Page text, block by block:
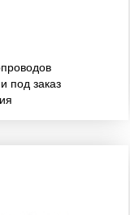
под заказ